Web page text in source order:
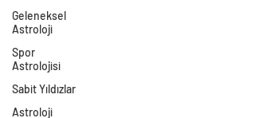
Geleneksel
Astroloji
Spor
Astrolojisi
Sabit Yıldızlar
Astroloji